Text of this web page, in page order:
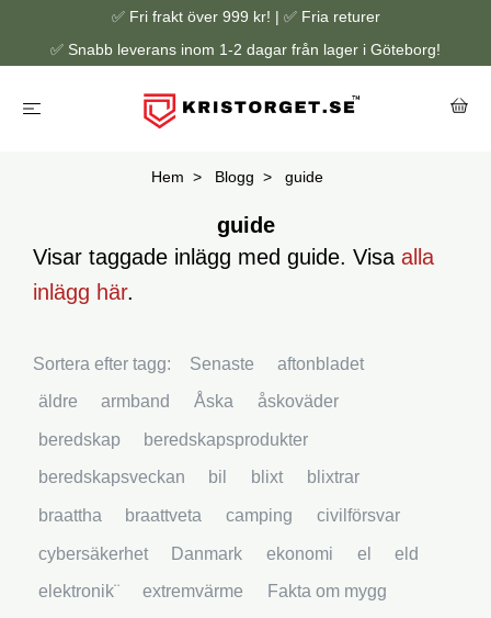
✅ Fri frakt över 999 kr! | ✅ Fria returer
✅ Snabb leverans inom 1-2 dagar från lager i Göteborg!
Hem Blogg guide
guide
Visar taggade inlägg med guide. Visa alla
inlägg här.
Sortera efter tagg: Senaste aftonbladet
äldre armband Åska åskoväder
beredskap beredskapsprodukter
beredskapsveckan bil blixt blixtrar
braattha braattveta camping civilförsvar
cybersäkerhet Danmark ekonomi el eld
elektronik¨ extremvärme Fakta om mygg